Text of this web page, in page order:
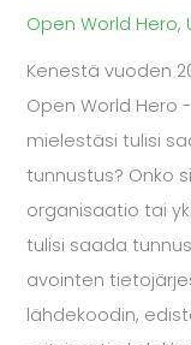
Open World Hero,
Kenestä vuoden
Open World Hero
mielestäsi tulisi
tunnustus? Onko
organisaatio tai
tulisi saada
avointen
lähdekoodin,